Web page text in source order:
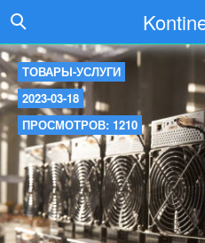
ТОВАРЫ-УСЛУГИ
2023-03-18
ПРОСМОТРОВ: 1210